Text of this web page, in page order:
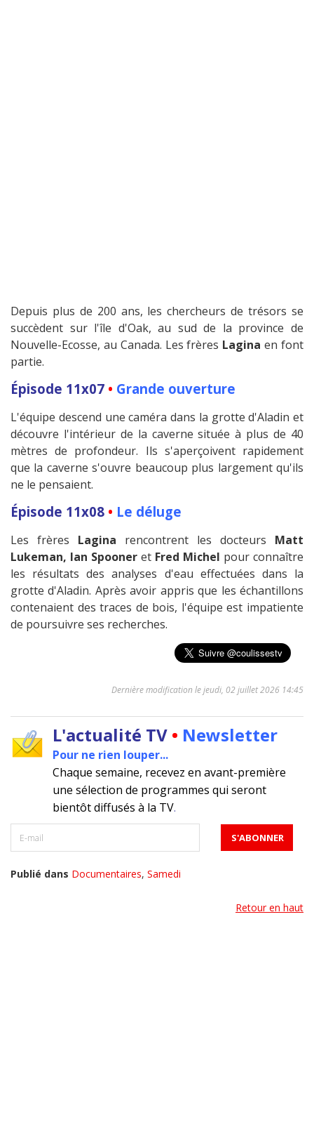
Depuis plus de 200 ans, les chercheurs de trésors se
succèdent sur l'île d'Oak, au sud de la province de
Nouvelle-Ecosse, au Canada. Les frères Lagina en font
partie.
Épisode 11x07 • Grande ouverture
L'équipe descend une caméra dans la grotte d'Aladin et
découvre l'intérieur de la caverne située à plus de 40
mètres de profondeur. Ils s'aperçoivent rapidement
que la caverne s'ouvre beaucoup plus largement qu'ils
ne le pensaient.
Épisode 11x08 • Le déluge
Les frères Lagina rencontrent les docteurs Matt
Lukeman, Ian Spooner et Fred Michel pour connaître
les résultats des analyses d'eau effectuées dans la
grotte d'Aladin. Après avoir appris que les échantillons
contenaient des traces de bois, l'équipe est impatiente
de poursuivre ses recherches.
Dernière modification le jeudi, 02 juillet 2026 14:45
L'actualité TV • Newsletter
Pour ne rien louper...
Chaque semaine, recevez en avant-première
une sélection de programmes qui seront
bientôt diffusés à la TV.
Publié dans Documentaires, Samedi
Retour en haut